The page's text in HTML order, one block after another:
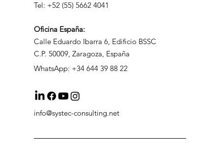
Tel: +52 (55) 5662 4041
OficinaEspaña:
Calle Eduardo Ibarra 6, Edificio BSSC
C.P. 50009, Zaragoza, España
WhatsApp: +34 644 39 88 22
info@systec-consulting.net